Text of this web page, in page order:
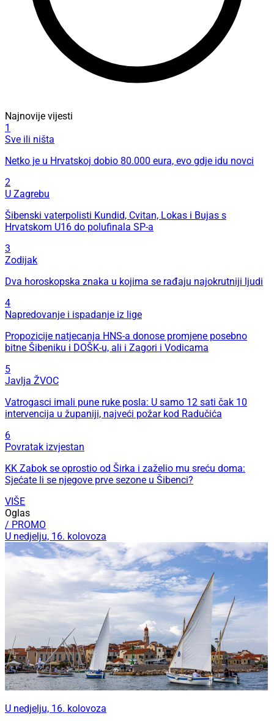
Najnovije vijesti
1
Sve ili ništa
Netko je u Hrvatskoj dobio 80.000 eura, evo gdje idu novci
2
U Zagrebu
Šibenski vaterpolisti Kundid, Cvitan, Lokas i Bujas s
Hrvatskom U16 do polufinala SP-a
3
Zodijak
Dva horoskopska znaka u kojima se rađaju najokrutniji ljudi
4
Napredovanje i ispadanje iz lige
Propozicije natjecanja HNS-a donose promjene posebno
bitne Šibeniku i DOŠK-u, ali i Zagori i Vodicama
5
Javlja ŽVOC
Vatrogasci imali pune ruke posla: U samo 12 sati čak 10
intervencija u županiji, najveći požar kod Radučića
6
Povratak izvjestan
KK Zabok se oprostio od Širka i zaželio mu sreću doma:
Sjećate li se njegove prve sezone u Šibenci?
VIŠE
Oglas
/ PROMO
U nedjelju, 16. kolovoza
U nedjelju, 16. kolovoza